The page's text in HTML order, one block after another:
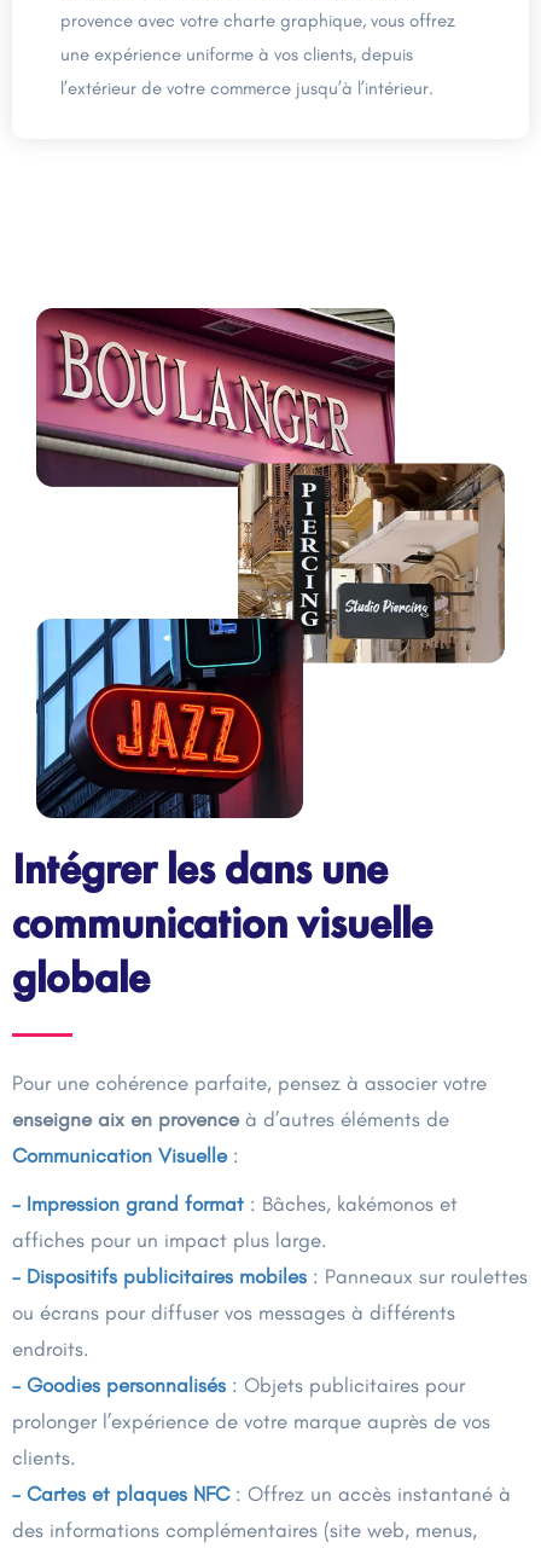
provence avec votre charte graphique, vous offrez
une expérience uniforme à vos clients, depuis
l’extérieur de votre commerce jusqu’à l’intérieur.
Intégrer les dans une
communication visuelle
globale
Pour une cohérence parfaite, pensez à associer votre
enseigne aix en provenceà d’autres éléments de
Communication Visuelle:
– Impression grand format : Bâches, kakémonos et
affiches pour un impact plus large.
– Dispositifs publicitaires mobiles : Panneaux sur roulettes
ou écrans pour diffuser vos messages à différents
endroits.
– Goodies personnalisés : Objets publicitaires pour
prolonger l’expérience de votre marque auprès de vos
clients.
– Cartes et plaques NFC: Offrez un accès instantané à
des informations complémentaires (site web, menus,